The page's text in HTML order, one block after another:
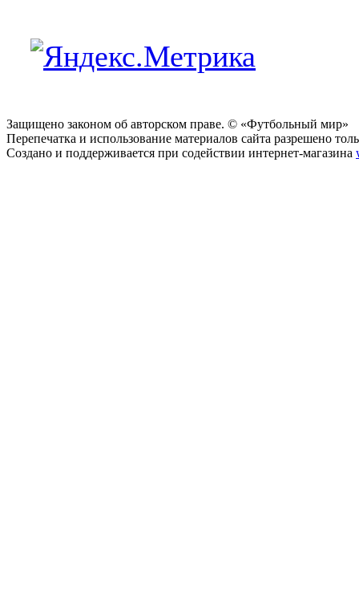
Защищено законом об авторском праве. © «Футбольный мир»
Перепечатка и использование материалов сайта разрешено
Создано и поддерживается при содействии интернет-магазина